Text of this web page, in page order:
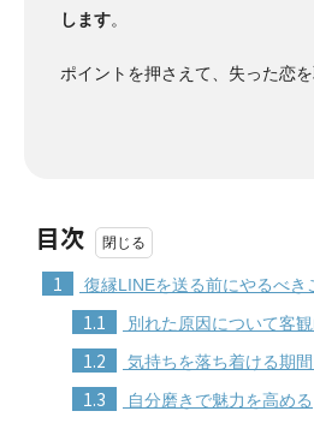
します。
ポイントを押さえて、失った恋
目次
1 復縁LINEを送る前にやるべき
1.1 別れた原因について客
1.2 気持ちを落ち着ける期
1.3 自分磨きで魅力を高める